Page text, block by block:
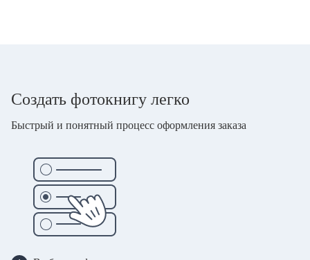
Создать фотокнигу легко
Быстрый и понятный процесс оформления заказа